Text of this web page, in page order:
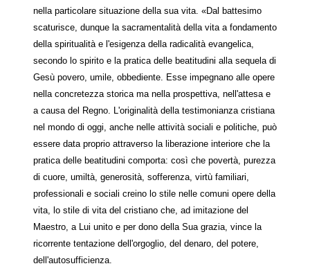
nella particolare situazione della sua vita. «Dal battesimo
scaturisce, dunque la sacramentalità della vita a fondamento
della spiritualità e l'esigenza della radicalità evangelica,
secondo lo spirito e la pratica delle beatitudini alla sequela di
Gesù povero, umile, obbediente. Esse impegnano alle opere
nella concretezza storica ma nella prospettiva, nell'attesa e
a causa del Regno. L'originalità della testimonianza cristiana
nel mondo di oggi, anche nelle attività sociali e politiche, può
essere data proprio attraverso la liberazione interiore che la
pratica delle beatitudini comporta: così che povertà, purezza
di cuore, umiltà, generosità, sofferenza, virtù familiari,
professionali e sociali creino lo stile nelle comuni opere della
vita, lo stile di vita del cristiano che, ad imitazione del
Maestro, a Lui unito e per dono della Sua grazia, vince la
ricorrente tentazione dell'orgoglio, del denaro, del potere,
dell'autosufficienza.